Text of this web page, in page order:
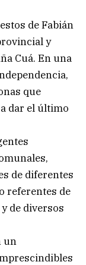
de Fabián
y
Cuá. En una
que
dar el último
de diferentes
referentes de
de diversos
un